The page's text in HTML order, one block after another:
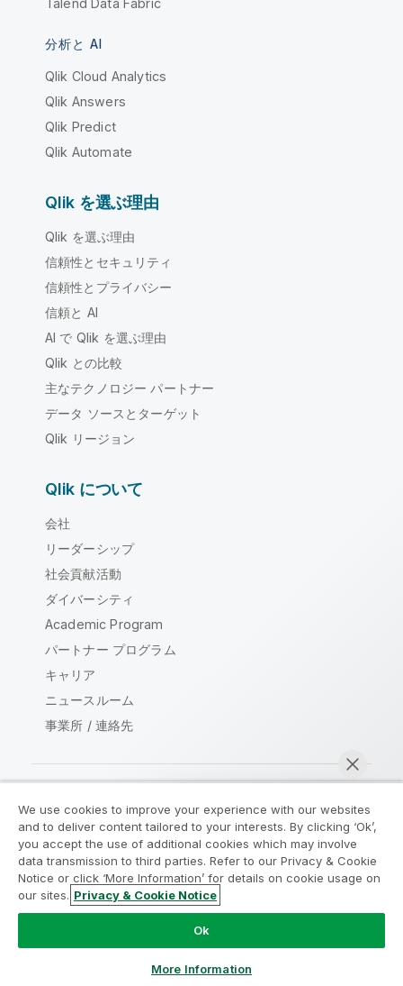
Talend Data Fabric
分析と AI
Qlik Cloud Analytics
Qlik Answers
Qlik Predict
Qlik Automate
Qlik を選ぶ理由
Qlik を選ぶ理由
信頼性とセキュリティ
信頼性とプライバシー
信頼と AI
AI で Qlik を選ぶ理由
Qlik との比較
主なテクノロジー パートナー
データ ソースとターゲット
Qlik リージョン
Qlik について
会社
リーダーシップ
社会貢献活動
ダイバーシティ
Academic Program
パートナー プログラム
キャリア
ニュースルーム
事業所 / 連絡先
Qlik コミュニティ
法的契約 製品規約
Legal Policies
リーガルポリシー
利用規約
Do Not Share My Info
Copyright © 1993-2026 QlikTech International AB.無断複写・
We use cookies to improve your experience with our websites
and to deliver content tailored to your interests. By clicking ‘Ok’,
you accept the use of additional cookies which may involve
data transmission to third parties. Refer to our Privacy & Cookie
Notice or click ‘More Information’ for details on cookie usage on
our sites. Privacy & Cookie Notice
Ok
More Information